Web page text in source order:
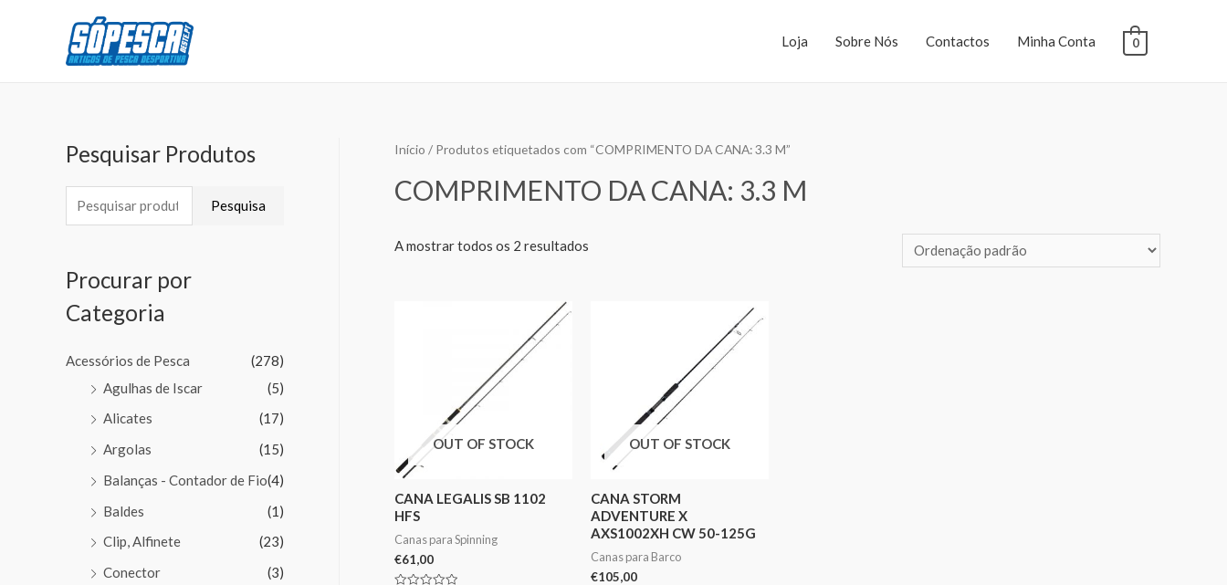
Loja Sobre Nós Contactos Minha Conta 0
Pesquisar Produtos
Pesquisa
Procurar por
Categoria
Acessórios de Pesca
(278)
Agulhas de Iscar
(5)
Alicates
(17)
Argolas
(15)
Balanças - Contador de Fio(4)
Baldes
(1)
Clip, Alfinete
(23)
Conector
(3)
Início / Produtos etiquetados com “COMPRIMENTO DA CANA: 3.3 M”
COMPRIMENTO DA CANA: 3.3 M
A mostrar todos os 2 resultados
OUT OF STOCK
CANA LEGALIS SB 1102
HFS
Canas para Spinning
€61,00
OUT OF STOCK
CANA STORM
ADVENTURE X
AXS1002XH CW 50-125G
Canas para Barco
€105,00